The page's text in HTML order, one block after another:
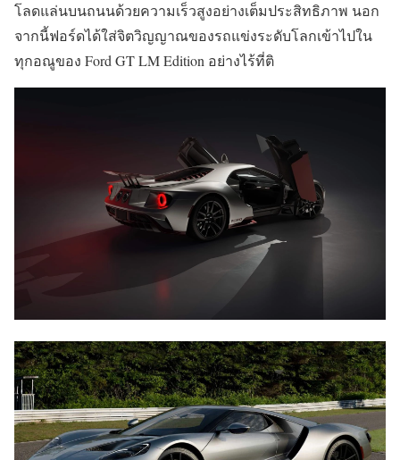
โลดแล่นบนถนนด้วยความเร็วสูงอย่างเต็มประสิทธิภาพ นอก
จากนี้ฟอร์ดได้ใส่จิตวิญญาณของรถแข่งระดับโลกเข้าไปใน
ทุกอณูของ Ford GT LM Edition อย่างไร้ที่ติ